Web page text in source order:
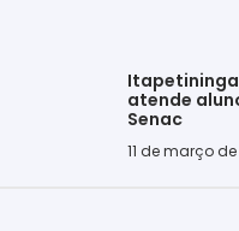
atende
Senac
11 de março